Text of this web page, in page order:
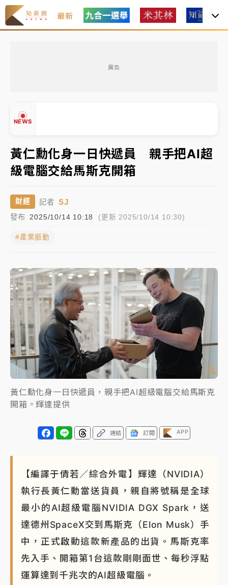
最新
廣告
NEWS
故宮《龍藏經》特展第2檔！今線上預約開賣一度塞車
周六起展出延長至晚上7時
台東農業處長涉圖利渡假村！東檢抗告成功 今重開羈
押庭
父親節泡湯了！中颱白海豚雨彈轟3天 「紅到發紫」降
女律師陳昱瑄詐慈濟10億！黃金158kg遭查扣畫面曝光
故宮《龍藏經》特展第2檔！今線上預約開賣一度塞車
周六起展出延長至晚上7時
台東農業處長涉圖利渡假村！東檢抗告成功 今重開羈
押庭
父親節泡湯了！中颱白海豚雨彈轟3天 「紅到發紫」降
雨熱區曝
黃仁勳化身一日快遞員 親手把AI超
級電腦交給馬斯克開箱
財經 記者 SJ
發布 2025/10/14 10:18 (更新 2025/10/14 10:30)
#產業脈動
黃仁勳化身一日快遞員，親手把AI超級電腦交給馬斯克
開箱。輝達提供
連結 訂閱 APP
【編譯于倩若／綜合外電】輝達（NVIDIA）
執行長黃仁勳當送貨員，親自將號稱是全球
最小的AI超級電腦NVIDIA DGX Spark，送
達德州SpaceX交到馬斯克（Elon Musk）手
中，正式啟動這款新產品的出貨。馬斯克率
先入手、開箱第1台這款剛剛面世、每秒浮點
運算達到千兆次的AI超級電腦。